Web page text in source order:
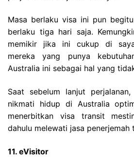
Masa berlaku visa ini pun
berlaku tiga hari saja.
memikir jika ini cukup di
mereka yang punya
Australia ini sebagai hal yang
Saat sebelum lanjut
nikmati hidup di Australia
menerbitkan visa transit
dahulu melewati jasa penerjemah
11. eVisitor